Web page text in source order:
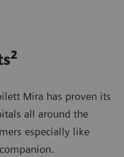
2
Mira has proven its
all around the
especially like